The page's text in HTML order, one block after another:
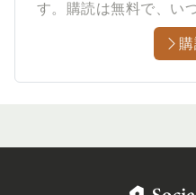
す。 購読は無料で、い